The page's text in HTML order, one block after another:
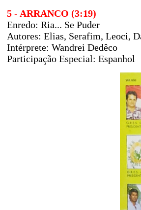
5 - ARRANCO (3:19)
Enredo: Ria... Se Puder
Autores: Elias, Serafim, Leoci,
Intérprete: Wandrei Dedêco
Participação Especial: Espanhol